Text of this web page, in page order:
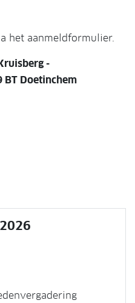
het aanmeldformulier.
-
BT Doetinchem